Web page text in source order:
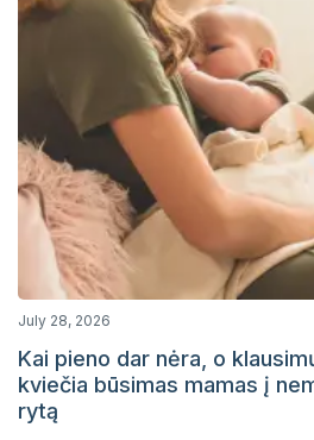
July 28, 2026
Kai pieno dar nėra, o
kviečia būsimas mamas į
rytą